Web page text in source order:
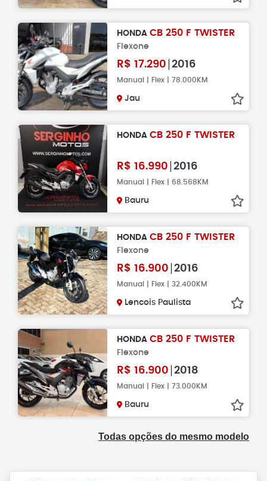
HONDA CB 250 F TWISTER
Flexone
R$ 17.290 2016
Manual | Flex | 78.000KM
Jau
HONDA CB 250 F TWISTER
R$ 16.990 2016
Manual | Flex | 68.568KM
Bauru
HONDA CB 250 F TWISTER
Flexone
R$ 16.900 2016
Manual | Flex | 32.400KM
Lencois Paulista
HONDA CB 250 F TWISTER
Flexone
R$ 16.900 2018
Manual | Flex | 73.000KM
Bauru
Todas opções do mesmo modelo